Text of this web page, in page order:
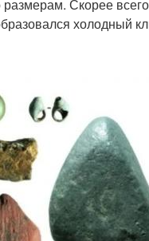
Скорее
холодный